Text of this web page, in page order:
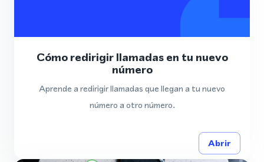
Cómo redirigir llamadas en tu nuevo
número
Aprende a redirigir llamadas que llegan a tu nuevo
número a otro número.
Abrir